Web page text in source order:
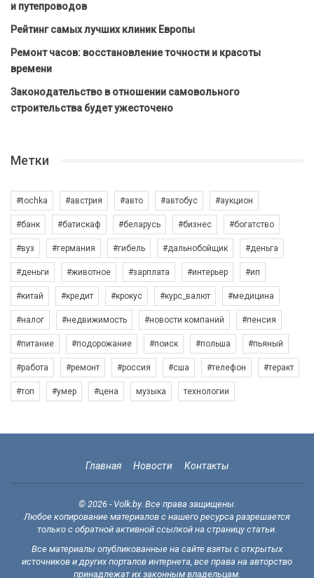
и путепроводов
Рейтинг самых лучших клиник Европы
Ремонт часов: восстановление точности и красоты
времени
Законодательство в отношении самовольного
строительства будет ужесточено
Метки
#tochka #австрия #авто #автобус #аукцион
#банк #батискаф #беларусь #бизнес #богатство
#вуз #германия #гибель #дальнобойщик #деньга
#деньги #животное #зарплата #интерьер #ип
#китай #кредит #крокус #курс_валют #медицина
#налог #недвижимость #новости компаний #пенсия
#питание #подорожание #поиск #польша #пьяный
#работа #ремонт #россия #сша #телефон #теракт
#топ #умер #цена музыка технологии
Главная Новости Контакты
© 2026 - Volk.by. Все права защищены.
Любое копирование материалов с нашего ресурса разрешается
только с обратной активной ссылкой на страницу статьи.
Все материалы опубликованные на сайте взяты с открытых
источников и других порталов интернета, все права на авторство
принадлежат их законным владельцам.